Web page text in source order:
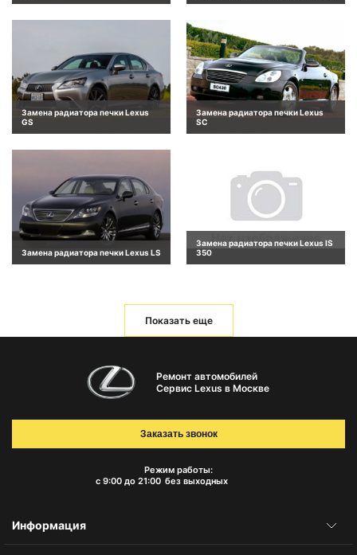
Замена радиатора печки Lexus
GS
Замена радиатора печки Lexus
SC
Замена радиатора печки Lexus LS
Замена радиатора печки Lexus IS
350
Показать еще
Ремонт автомобилей
Сервис Lexus в Москве
Режим работы:
с 9:00 до 21:00 без выходных
Заказать звонок
Информация